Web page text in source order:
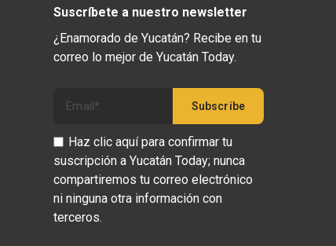
Suscríbete a nuestro newsletter
¿Enamorado de Yucatán? Recibe en tu
correo lo mejor de Yucatán Today.
Haz clic aquí para confirmar tu
suscripción a Yucatán Today; nunca
compartiremos tu correo electrónico
ni ninguna otra información con
terceros.